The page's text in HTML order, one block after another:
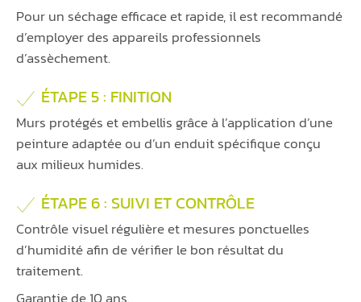
Pour un séchage efficace et rapide, il est recommandé
d’employer des appareils professionnels
d’assèchement.
ÉTAPE 5 : FINITION
Murs protégés et embellis grâce à l’application d’une
peinture adaptée ou d’un enduit spécifique conçu
aux milieux humides.
ÉTAPE 6 : SUIVI ET CONTRÔLE
Contrôle visuel régulière et mesures ponctuelles
d’humidité afin de vérifier le bon résultat du
traitement.
Garantie de 10 ans.